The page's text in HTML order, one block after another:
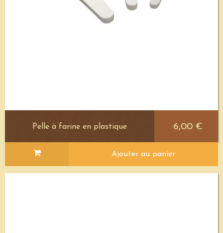
Pelle à farine en plastique 6,00 €
Ajouter au panier